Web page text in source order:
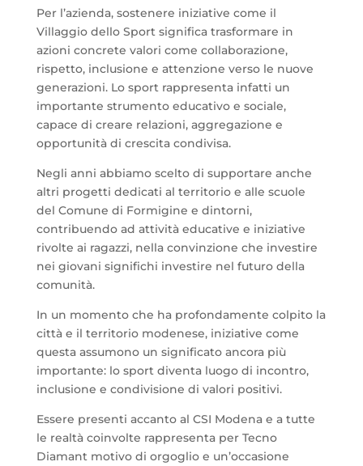
Per l’azienda, sostenere iniziative come il
Villaggio dello Sport significa trasformare in
azioni concrete valori come collaborazione,
rispetto, inclusione e attenzione verso le nuove
generazioni. Lo sport rappresenta infatti un
importante strumento educativo e sociale,
capace di creare relazioni, aggregazione e
opportunità di crescita condivisa.
Negli anni abbiamo scelto di supportare anche
altri progetti dedicati al territorio e alle scuole
del Comune di Formigine e dintorni,
contribuendo ad attività educative e iniziative
rivolte ai ragazzi, nella convinzione che investire
nei giovani significhi investire nel futuro della
comunità.
In un momento che ha profondamente colpito la
città e il territorio modenese, iniziative come
questa assumono un significato ancora più
importante: lo sport diventa luogo di incontro,
inclusione e condivisione di valori positivi.
Essere presenti accanto al CSI Modena e a tutte
le realtà coinvolte rappresenta per Tecno
Diamant motivo di orgoglio e un’occasione